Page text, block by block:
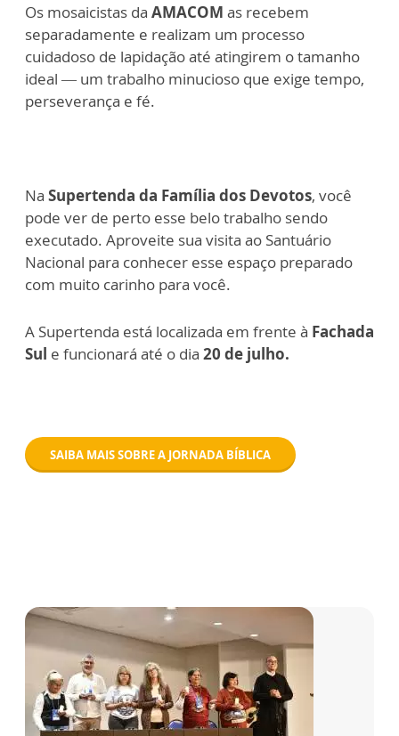
Os mosaicistas da AMACOM as recebem
separadamente e realizam um processo
cuidadoso de lapidação até atingirem o tamanho
ideal — um trabalho minucioso que exige tempo,
perseverança e fé.
Na Supertenda da Família dos Devotos, você
pode ver de perto esse belo trabalho sendo
executado. Aproveite sua visita ao Santuário
Nacional para conhecer esse espaço preparado
com muito carinho para você.
A Supertenda está localizada em frente à Fachada
Sul e funcionará até o dia 20 de julho.
SAIBA MAIS SOBRE A JORNADA BÍBLICA